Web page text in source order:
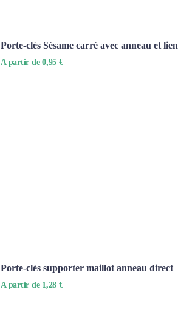
Porte-clés Sésame carré avec anneau et lien
A partir de 0,95 €
Porte-clés supporter maillot anneau direct
A partir de 1,28 €